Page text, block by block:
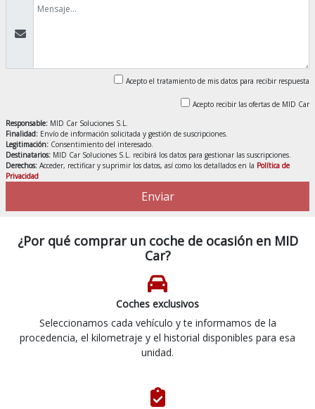
Acepto el tratamiento de mis datos para recibir respuesta
Acepto recibir las ofertas de MID Car
Responsable: MID Car Soluciones S.L.
Finalidad: Envío de información solicitada y gestión de suscripciones.
Legitimación: Consentimiento del interesado.
Destinatarios: MID Car Soluciones S.L. recibirá los datos para gestionar las suscripciones.
Derechos: Acceder, rectificar y suprimir los datos, así como los detallados en la Política de
Privacidad
Enviar
¿Por qué comprar un coche de ocasión en MID
Car?
Coches exclusivos
Seleccionamos cada vehículo y te informamos de la
procedencia, el kilometraje y el historial disponibles para esa
unidad.